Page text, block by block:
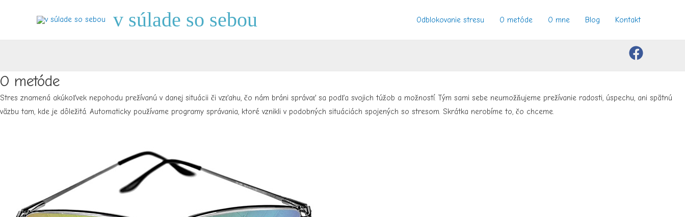
v súlade so sebou Odblokovanie stresu O metóde O mne Blog Kontakt
O metóde
Stres znamená akúkoľvek nepohodu prežívanú v danej situácii či vzťahu, čo nám bráni správať sa podľa svojich túžob a možností. Tým sami sebe neumožňujeme prežívanie radosti, úspechu, ani spätnú
väzbu tam, kde je dôležitá. Automaticky používame programy správania, ktoré vznikli v podobných situáciách spojených so stresom. Skrátka nerobíme to, čo chceme.